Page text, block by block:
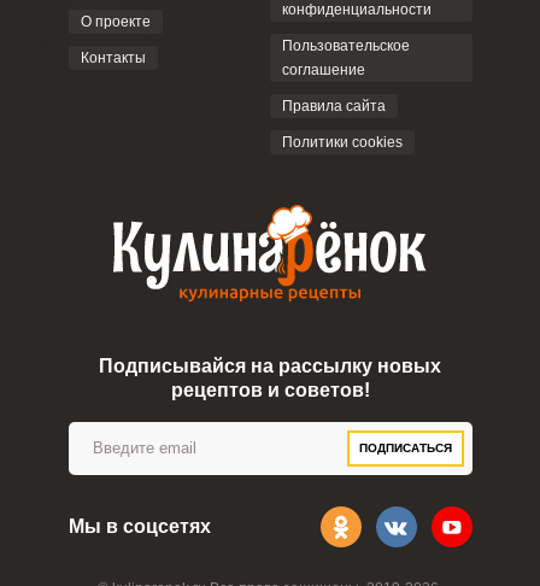
О проекте
Контакты
конфиденциальности
Пользовательское
соглашение
Правила сайта
Политики cookies
Подписывайся на рассылку новых
рецептов и советов!
ПОДПИСАТЬСЯ
Мы в соцсетях